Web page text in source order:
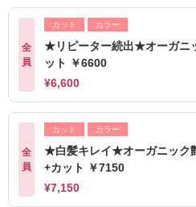
全
員
カット カラー
★リピーター続出★オーガニ
ット ￥6600
¥6,600
全
員
カット カラー
★白髪キレイ★オーガニック
+カット ￥7150
¥7,150